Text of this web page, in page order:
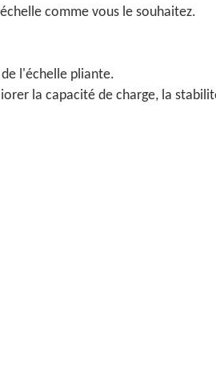
comme vous le souhaitez.
l'échelle pliante.
la capacité de charge, la